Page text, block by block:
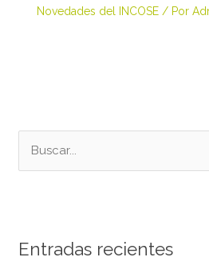
Novedades del INCOSE/ Por
a
Entradas recientes